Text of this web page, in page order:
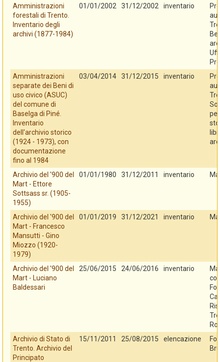
Amministrazioni
forestali di Trento.
Inventario degli
archivi (1877-1984)
01/01/2002 31/12/2002 inventario
Amministrazioni
separate dei Beni di
uso civico (ASUC)
del comune di
Baselga di Piné.
Inventario
dell'archivio storico
(1924 - 1973), con
documentazione
fino al 1984
03/04/2014 31/12/2015 inventario
Archivio del '900 del
Mart - Ettore
Sottsass sr. (1905-
1955)
01/01/1980 31/12/2011 inventario
Archivio del '900 del
Mart - Francesco
Mansutti - Gino
Miozzo (1920-
1979)
01/01/2019 31/12/2021 inventario
Archivio del '900 del
Mart - Luciano
Baldessari
25/06/2015 24/06/2016 inventario
Archivio di Stato di
Trento. Archivio del
Principato
15/11/2011 25/08/2015 elencazione